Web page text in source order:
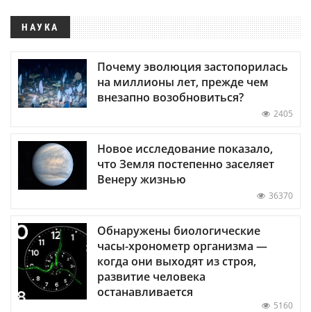
НАУКА
Почему эволюция застопорилась
на миллионы лет, прежде чем
внезапно возобновиться?
2405
Новое исследование показало,
что Земля постепенно заселяет
Венеру жизнью
36370
Обнаружены биологические
часы-хронометр организма —
когда они выходят из строя,
развитие человека
останавливается
5160